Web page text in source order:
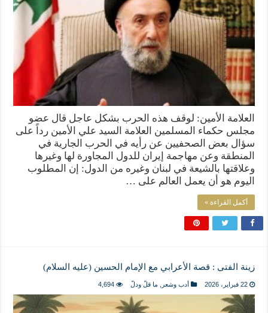
العلامة الأمين: لوقف هذه الحرب بشكل عاجل قال عضو
مجلس حكماء المسلمين العلامة السيد علي الأمين رداً على
سؤال بعض الصحفيين عن رأيه في الحرب الجارية في
المنطقة وعن مهاجمة إيران للدول المجاورة لها وغيرها
وعلاقتها بالشيعة في لبنان وغيره من الدول: إن المطلوب
اليوم هو أن يعمل العالم على …
أكمل القراءة »
زينة الفتى : قصة الأعرابي مع الإمام الحسين (عليه السلام)
22 فبراير، 2026 أدب وشعر ما قلّ ودلّ 4,694